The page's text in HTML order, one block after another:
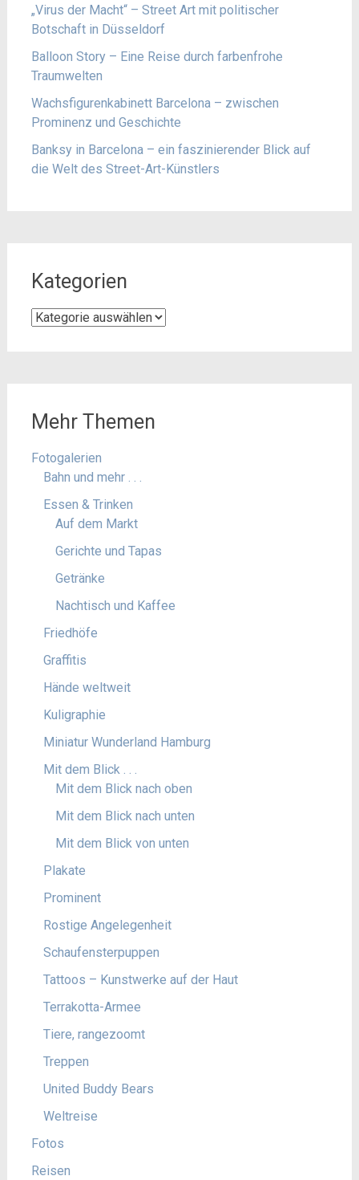
„Virus der Macht“ – Street Art mit politischer
Botschaft in Düsseldorf
Balloon Story – Eine Reise durch farbenfrohe
Traumwelten
Wachsfigurenkabinett Barcelona – zwischen
Prominenz und Geschichte
Banksy in Barcelona – ein faszinierender Blick auf
die Welt des Street-Art-Künstlers
Kategorien
Kategorien
Mehr Themen
Fotogalerien
Bahn und mehr . . .
Essen & Trinken
Auf dem Markt
Gerichte und Tapas
Getränke
Nachtisch und Kaffee
Friedhöfe
Graffitis
Hände weltweit
Kuligraphie
Miniatur Wunderland Hamburg
Mit dem Blick . . .
Mit dem Blick nach oben
Mit dem Blick nach unten
Mit dem Blick von unten
Plakate
Prominent
Rostige Angelegenheit
Schaufensterpuppen
Tattoos – Kunstwerke auf der Haut
Terrakotta-Armee
Tiere, rangezoomt
Treppen
United Buddy Bears
Weltreise
Fotos
Reisen